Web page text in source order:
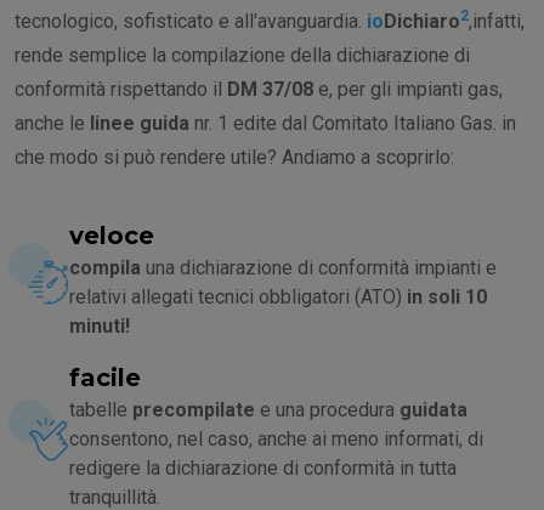
tecnologico, sofisticato e all'avanguardia. ioDichiaro2,infatti,
rende semplice la compilazione della dichiarazione di
conformità rispettando il DM 37/08 e, per gli impianti gas,
anche le linee guida nr. 1 edite dal Comitato Italiano Gas. in
che modo si può rendere utile? Andiamo a scoprirlo:
veloce
compila una dichiarazione di conformità impianti e
relativi allegati tecnici obbligatori (ATO) in soli 10
minuti!
facile
tabelle precompilate e una procedura guidata
consentono, nel caso, anche ai meno informati, di
redigere la dichiarazione di conformità in tutta
tranquillità.